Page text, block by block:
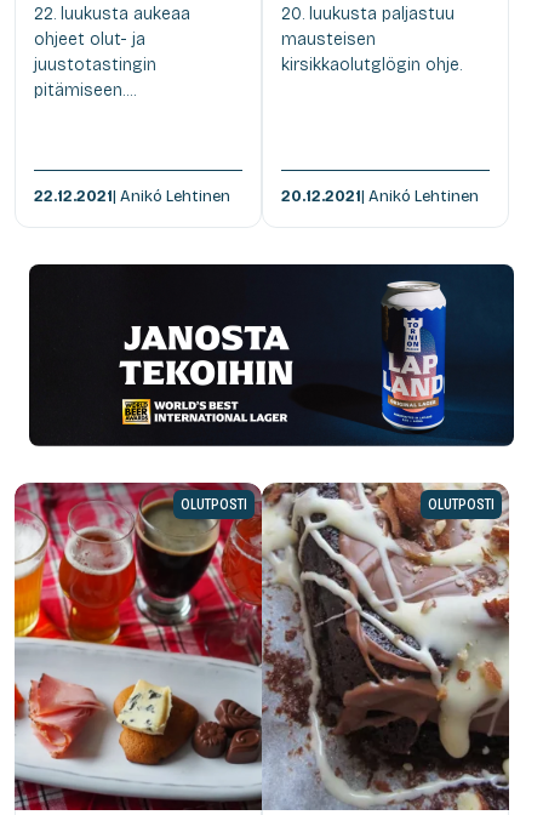
22. luukusta aukeaa
ohjeet olut- ja
juustotastingin
pitämiseen....
22.12.2021| Anikó Lehtinen
20. luukusta paljastuu
mausteisen
kirsikkaolutglögin ohje.
20.12.2021| Anikó Lehtinen
OLUTPOSTI OLUTPOSTI